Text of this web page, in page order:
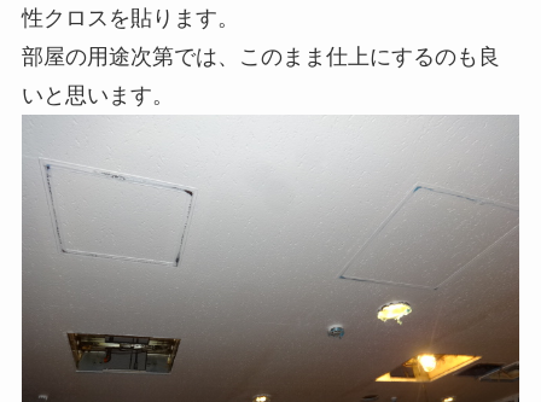
性クロスを貼ります。
部屋の用途次第では、このまま仕上にするのも良
いと思います。